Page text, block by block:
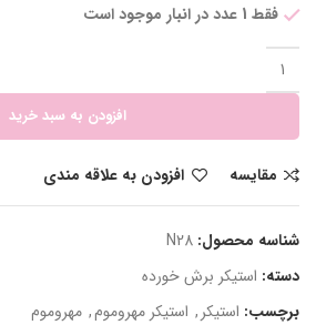
فقط 1 عدد در انبار موجود است
افزودن به سبد خرید
مقایسه افزودن به علاقه مندی
شناسه محصول: N28
دسته: استیکر برش خورده
برچسب: استیکر , استیکر مهروموم, مهروموم